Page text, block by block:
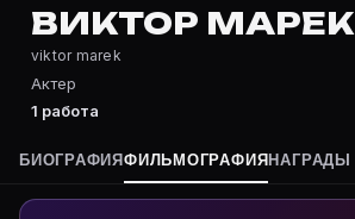
ВИКТОР МАРЕК
viktor marek
Актер
1 работа
БИОГРАФИЯФИЛЬМОГРАФИЯ НАГРАДЫ